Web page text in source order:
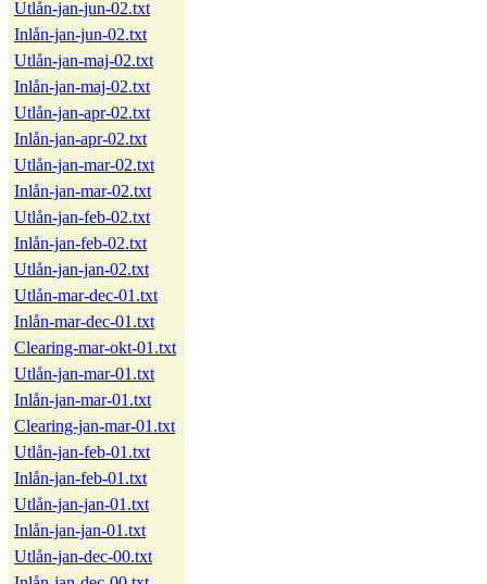
Utlån-jan-jun-02.txt
Inlån-jan-jun-02.txt
Utlån-jan-maj-02.txt
Inlån-jan-maj-02.txt
Utlån-jan-apr-02.txt
Inlån-jan-apr-02.txt
Utlån-jan-mar-02.txt
Inlån-jan-mar-02.txt
Utlån-jan-feb-02.txt
Inlån-jan-feb-02.txt
Utlån-jan-jan-02.txt
Utlån-mar-dec-01.txt
Inlån-mar-dec-01.txt
Clearing-mar-okt-01.txt
Utlån-jan-mar-01.txt
Inlån-jan-mar-01.txt
Clearing-jan-mar-01.txt
Utlån-jan-feb-01.txt
Inlån-jan-feb-01.txt
Utlån-jan-jan-01.txt
Inlån-jan-jan-01.txt
Utlån-jan-dec-00.txt